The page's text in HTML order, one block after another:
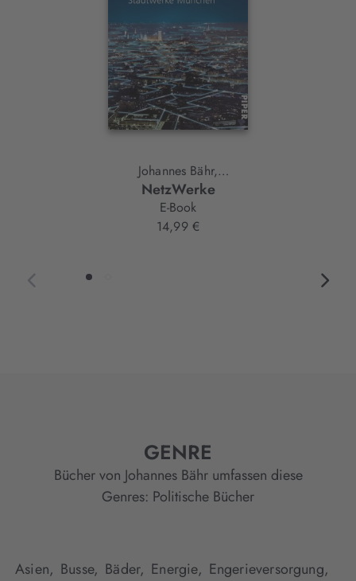
Johannes Bähr,
Paul Erker
NetzWerke
E-Book
14,99 €
GENRE
Bücher von Johannes Bähr umfassen diese
Genres: Politische Bücher
Asien, Busse, Bäder, Energie, Engerieversorgung,